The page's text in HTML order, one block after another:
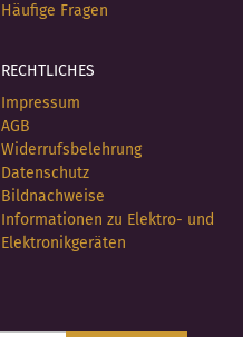
Häufige Fragen
RECHTLICHES
Impressum
AGB
Widerrufsbelehrung
Datenschutz
Bildnachweise
Informationen zu Elektro- und
Elektronikgeräten